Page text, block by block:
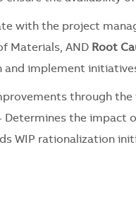
with the project
Materials, AND Root
implement
through
Determines the impact
WIP rationalization